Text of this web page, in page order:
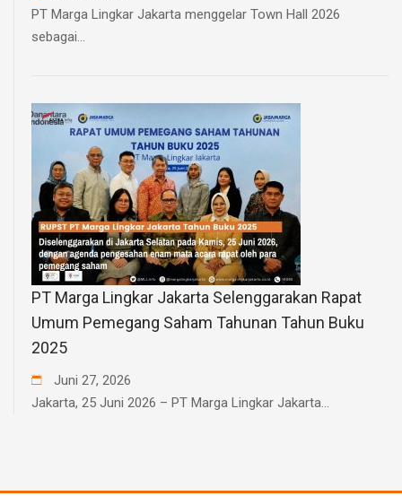
PT Marga Lingkar Jakarta menggelar Town Hall 2026
sebagai...
PT Marga Lingkar Jakarta Selenggarakan Rapat
Umum Pemegang Saham Tahunan Tahun Buku
2025
Juni 27, 2026
Jakarta, 25 Juni 2026 – PT Marga Lingkar Jakarta...